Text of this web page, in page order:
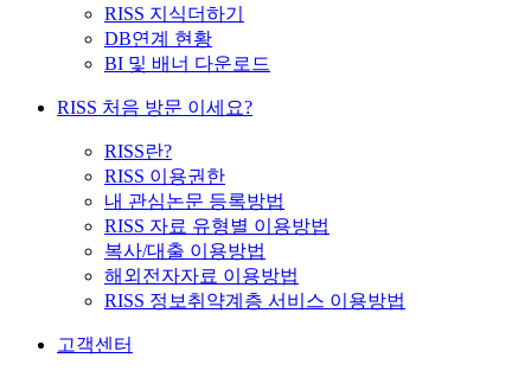
RISS 지식더하기
DB연계 현황
BI 및 배너 다운로드
RISS 처음 방문 이세요?
RISS란?
RISS 이용권한
내 관심논문 등록방법
RISS 자료 유형별 이용방법
복사/대출 이용방법
해외전자자료 이용방법
RISS 정보취약계층 서비스 이용방법
고객센터